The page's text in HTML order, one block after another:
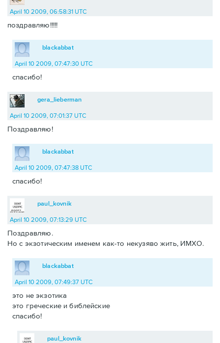
April 10 2009, 06:58:31 UTC
поздравляю!!!!!
blackabbat
April 10 2009, 07:47:30 UTC
спасибо!
gera_lieberman
April 10 2009, 07:01:37 UTC
Поздравляю!
blackabbat
April 10 2009, 07:47:38 UTC
спасибо!
paul_kovnik
April 10 2009, 07:13:29 UTC
Поздравляю.
Но с экзотическим именем как-то некузяво жить, ИМХО.
blackabbat
April 10 2009, 07:49:37 UTC
это не экзотика
это греческие и библейские
спасибо!
paul_kovnik